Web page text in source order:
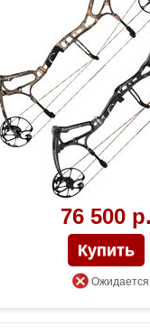
76 500 р.
Ожидается